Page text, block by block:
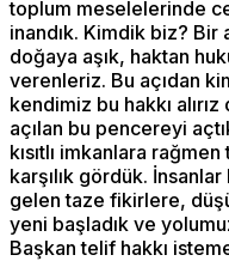
toplum meselelerinde
inandık. Kimdik biz? Bir
doğaya aşık, haktan
verenleriz. Bu açıdan
kendimiz bu hakkı
açılan bu pencereyi
kısıtlı imkanlara
karşılık gördük.
gelen taze fikirlere,
yeni başladık ve
Başkan telif hakkı